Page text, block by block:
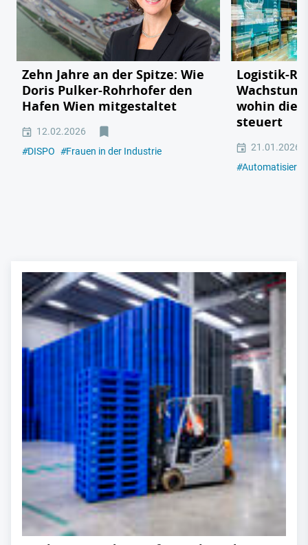
Zehn Jahre an der Spitze: Wie
Doris Pulker-Rohrhofer den
Hafen Wien mitgestaltet
12.02.2026
#DISPO #Frauen in der Industrie
Logistik-
wohin die
steuert
21.01.2026
#